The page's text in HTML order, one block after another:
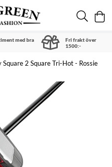
med bra
Fri frakt över
1500:-
Square 2 Square Tri-Hot - Rossie